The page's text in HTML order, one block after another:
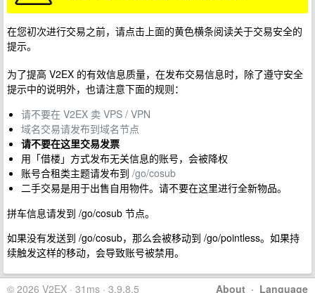
在您初次进行交易之前，请点击上面的黄色横条阅读关于交易安全的
提示。
为了提高 V2EX 的有效信息质量，在发布交易信息时，除了遵守安全
提示中的说明外，也请注意下面的规则：
请不要在 V2EX 卖 VPS / VPN
域名交易请发布到域名节点
请不要在这里交易发票
用「借楼」方式发布无关信息的账号，会被降权
账号合租类主题请发布到 /go/cosub
二手交易是用于出售自用物件。请不要在这里进行全新物品。
拼车信息请发到 /go/cosub 节点。
如果没有发送到 /go/cosub，那么会被移动到 /go/pointless。如果持
续触发这样的移动，会导致账号被禁用。
About · Language
© 2026 V2EX · 31ms · 3.9.8.5